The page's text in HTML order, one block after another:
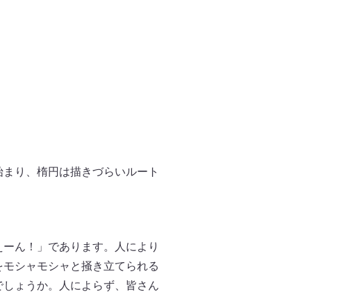
り、楕円は描きづらいルート
ん！」であります。人により
シャモシャと掻き立てられる
ょうか。人によらず、皆さん